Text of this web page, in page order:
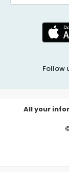
Follow
All your